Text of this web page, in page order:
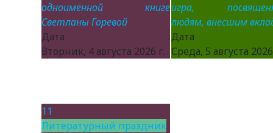
одноимённой книге
Светланы Горевой
Дата :
Вторник, 4 августа 2026 г.
игра,
людям, внесшим
Дата
Среда, 5 августа
11
Литературный праздник